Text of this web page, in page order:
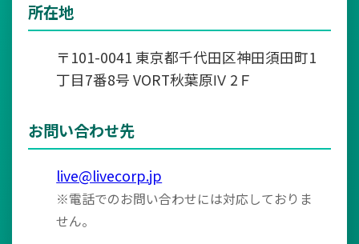
所在地
〒101-0041 東京都千代田区神田須田町1
丁目7番8号 VORT秋葉原Ⅳ 2Ｆ
お問い合わせ先
live@livecorp.jp
※電話でのお問い合わせには対応しておりま
せん。